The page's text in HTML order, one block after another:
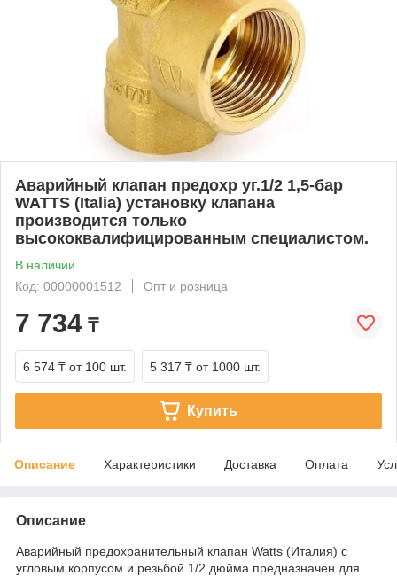
Аварийный клапан предохр уг.1/2 1,5-бар
WATTS (Italia) установку клапана
производится только
высококвалифицированным специалистом.
В наличии
Код: 00000001512
Опт и розница
7 734 ₸
6 574 ₸ от 100 шт. 5 317 ₸ от 1000 шт.
Купить
Описание Характеристики Доставка Оплата
Описание
Аварийный предохранительный клапан Watts (Италия) с
угловым корпусом и резьбой 1/2 дюйма предназначен для